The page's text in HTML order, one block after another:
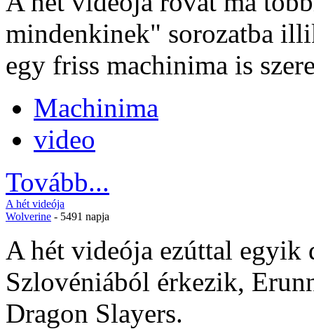
mindenkinek" sorozatba
egy friss machinima is
Machinima
video
Tovább...
A hét videója
Wolverine - 5491 napja
A hét videója ezúttal egyik
Szlovéniából érkezik,
Dragon Slayers.